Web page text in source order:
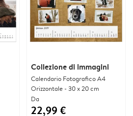
Collezione di immagini
Calendario Fotografico A4
Orizzontale - 30 x 20 cm
Da
22,99 €